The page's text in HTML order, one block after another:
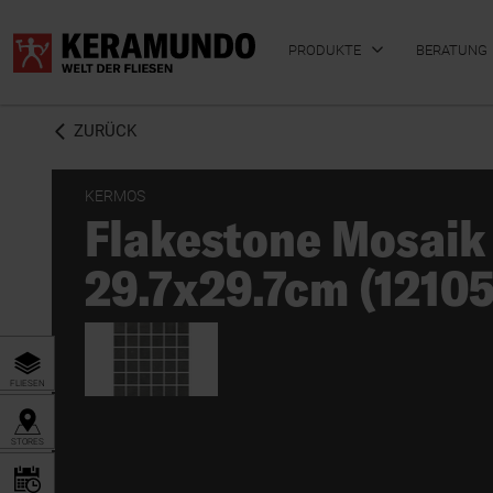
PRODUKTE
BADFLIESEN KÜCHENFLIESEN
BERATUNG
ZURÜCK
KERMOS
Flakestone Mosaik
29.7x29.7cm
FLIESEN
STORES